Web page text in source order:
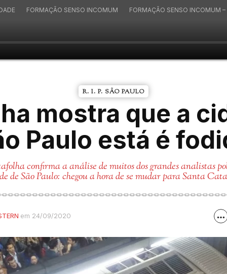
FORMAÇÃO SENSO INCOMUM FORMAÇÃO SENSO INCOMUM –
R. I. P. SÃO PAULO
mostra que a
Paulo está é
confirma a análise de muitos dos grandes analistas
de São Paulo: chegou a hora de se mudar para Santa
em 24/09/2020